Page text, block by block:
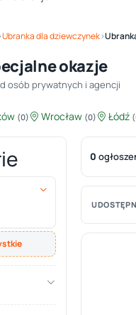
Ubranka dla dziewczynek›
okazje
osób prywatnych i agencji
(0) Wrocław (0) Łódź
0